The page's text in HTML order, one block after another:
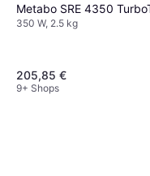
Metabo SRE 4350
350 W, 2.5 kg
205,85 €
9+ Shops